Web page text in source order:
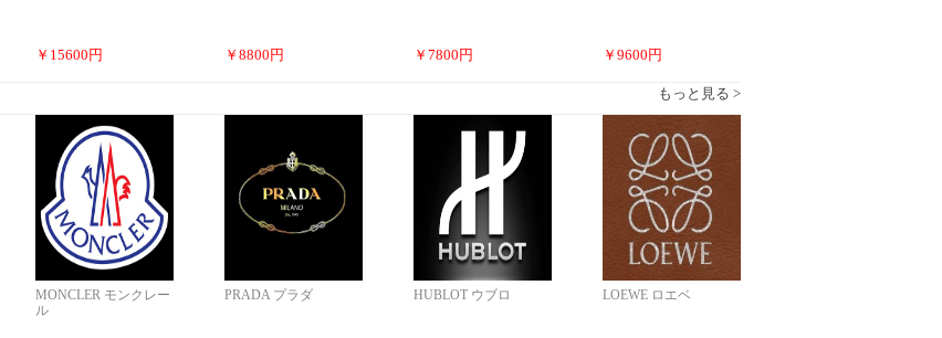
￥ 15600 円 ￥ 8800 円 ￥ 7800 円 ￥ 9600 円
もっと見る >
MONCLER モンクレー
ル
PRADA プラダ HUBLOT ウブロ LOEWE ロエベ